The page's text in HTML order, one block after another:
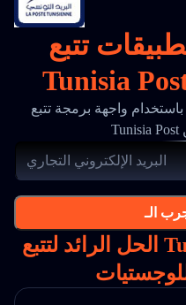
تتبع
واجهة برمجة تتبع
الحل الرائد لتتبع Tunisia Post في التجارة